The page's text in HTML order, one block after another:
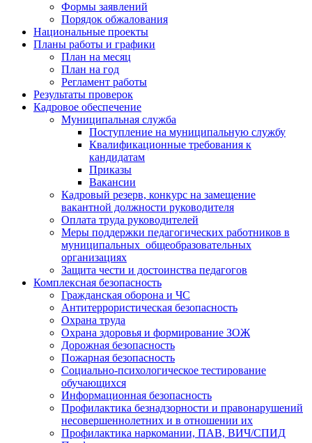
Формы заявлений
Порядок обжалования
Национальные проекты
Планы работы и графики
План на месяц
План на год
Регламент работы
Результаты проверок
Кадровое обеспечение
Муниципальная служба
Поступление на муниципальную службу
Квалификационные требования к
кандидатам
Приказы
Вакансии
Кадровый резерв, конкурс на замещение
вакантной должности руководителя
Оплата труда руководителей
Меры поддержки педагогических работников в
муниципальных общеобразовательных
организациях
Защита чести и достоинства педагогов
Комплексная безопасность
Гражданская оборона и ЧС
Антитеррористическая безопасность
Охрана труда
Охрана здоровья и формирование ЗОЖ
Дорожная безопасность
Пожарная безопасность
Социально-психологическое тестирование
обучающихся
Информационная безопасность
Профилактика безнадзорности и правонарушений
несовершеннолетних и в отношении их
Профилактика наркомании, ПАВ, ВИЧ/СПИД